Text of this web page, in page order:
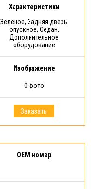
Характеристики
Зеленое, Задняя дверь
опускное, Седан,
Дополнительное
оборудование
Изображение
0 фото
Заказать
OEM номер